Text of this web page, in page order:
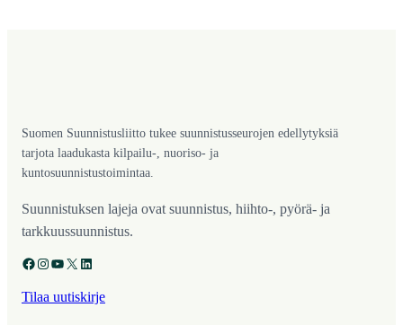
Suomen Suunnistusliitto tukee suunnistusseurojen edellytyksiä
tarjota laadukasta kilpailu-, nuoriso- ja
kuntosuunnistustoimintaa.
Suunnistuksen lajeja ovat suunnistus, hiihto-, pyörä- ja
tarkkuussuunnistus.
Facebook Instagram YouTube X LinkedIn
Tilaa uutiskirje